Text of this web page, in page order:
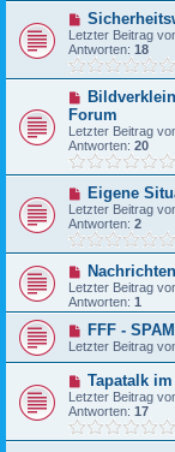
Letzter Beitrag
Antworten: 18
Forum
Letzter Beitrag
Antworten: 20
Eigene
Letzter Beitrag
Antworten: 2
Letzter Beitrag
Antworten: 1
FFF -
Letzter Beitrag
Tapatalk
Letzter Beitrag
Antworten: 17